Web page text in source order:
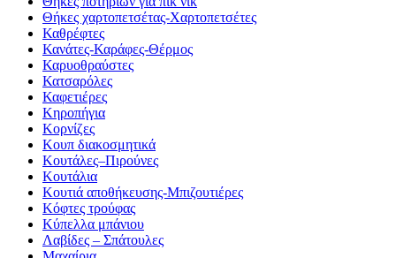
Θήκες χαρτοπετσέτας-Χαρτοπετσέτες
Καθρέφτες
Κανάτες-Καράφες-Θέρμος
Καρυοθραύστες
Κατσαρόλες
Καφετιέρες
Κηροπήγια
Κορνίζες
Κουπ διακοσμητικά
Κουτάλες–Πιρούνες
Κουτάλια
Κουτιά αποθήκευσης-Μπιζουτιέρες
Κόφτες τρούφας
Κύπελλα μπάνιου
Λαβίδες – Σπάτουλες